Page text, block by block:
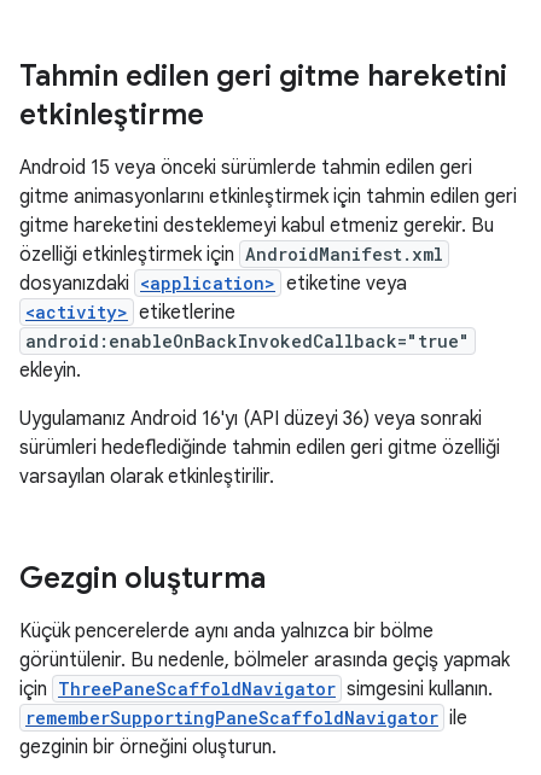
Tahmin edilen geri gitme hareketini
etkinleştirme
Android 15 veya önceki sürümlerde tahmin edilen geri
gitme animasyonlarını etkinleştirmek için tahmin edilen geri
gitme hareketini desteklemeyi kabul etmeniz gerekir. Bu
özelliği etkinleştirmek için AndroidManifest.xml
dosyanızdaki <application> etiketine veya
<activity> etiketlerine
android:enableOnBackInvokedCallback="true"
ekleyin.
Uygulamanız Android 16'yı (API düzeyi 36) veya sonraki
sürümleri hedeflediğinde tahmin edilen geri gitme özelliği
varsayılan olarak etkinleştirilir.
Gezgin oluşturma
Küçük pencerelerde aynı anda yalnızca bir bölme
görüntülenir. Bu nedenle, bölmeler arasında geçiş yapmak
için ThreePaneScaffoldNavigator simgesini kullanın.
rememberSupportingPaneScaffoldNavigator ile
gezginin bir örneğini oluşturun.